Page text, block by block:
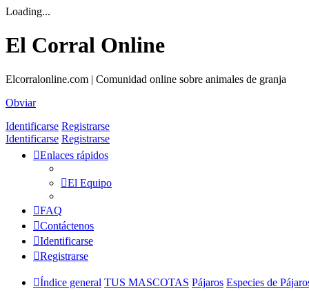
Loading...
El Corral Online
Elcorralonline.com | Comunidad online sobre animales de granja
Obviar
Identificarse Registrarse
Identificarse Registrarse
Enlaces rápidos
El Equipo
FAQ
Contáctenos
Identificarse
Registrarse
Índice general TUS MASCOTAS Pájaros Especies de